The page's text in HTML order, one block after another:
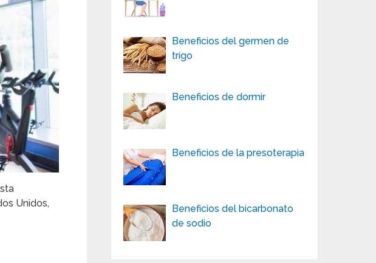
Unidos,
Beneficios del germen de
trigo
Beneficios de dormir
Beneficios de la presoterapia
Beneficios del bicarbonato
de sodio